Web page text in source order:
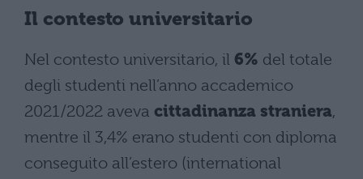
Il contesto universitario
Nel contesto universitario, il 6% del totale
degli studenti nell’anno accademico
2021/2022 aveva cittadinanza straniera,
mentre il 3,4% erano studenti con diploma
conseguito all’estero (international